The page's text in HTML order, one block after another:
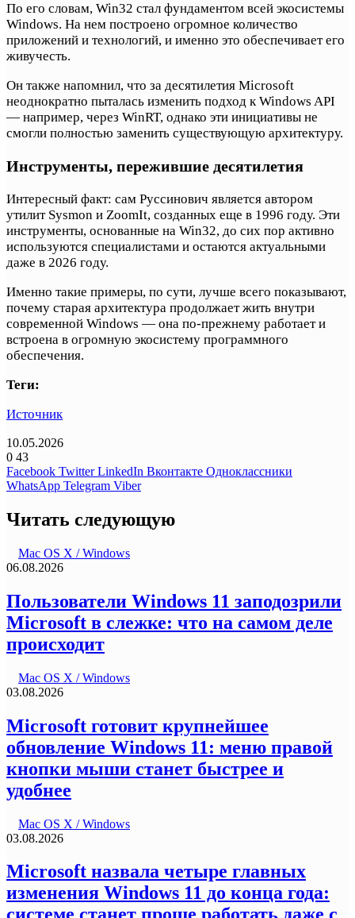
По его словам, Win32 стал фундаментом всей экосистемы
Windows. На нем построено огромное количество
приложений и технологий, и именно это обеспечивает его
живучесть.
Он также напомнил, что за десятилетия Microsoft
неоднократно пыталась изменить подход к Windows API
— например, через WinRT, однако эти инициативы не
смогли полностью заменить существующую архитектуру.
Инструменты, пережившие десятилетия
Интересный факт: сам Руссинович является автором
утилит Sysmon и ZoomIt, созданных еще в 1996 году. Эти
инструменты, основанные на Win32, до сих пор активно
используются специалистами и остаются актуальными
даже в 2026 году.
Именно такие примеры, по сути, лучше всего показывают,
почему старая архитектура продолжает жить внутри
современной Windows — она по-прежнему работает и
встроена в огромную экосистему программного
обеспечения.
Теги:
Источник
10.05.2026
0 43
Facebook Twitter LinkedIn Вконтакте Одноклассники
WhatsApp Telegram Viber
Читать следующую
Mac OS X / Windows
06.08.2026
Пользователи Windows 11 заподозрили
Microsoft в слежке: что на самом деле
происходит
Mac OS X / Windows
03.08.2026
Microsoft готовит крупнейшее
обновление Windows 11: меню правой
кнопки мыши станет быстрее и
удобнее
Mac OS X / Windows
03.08.2026
Microsoft назвала четыре главных
изменения Windows 11 до конца года: